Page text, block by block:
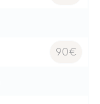
90€